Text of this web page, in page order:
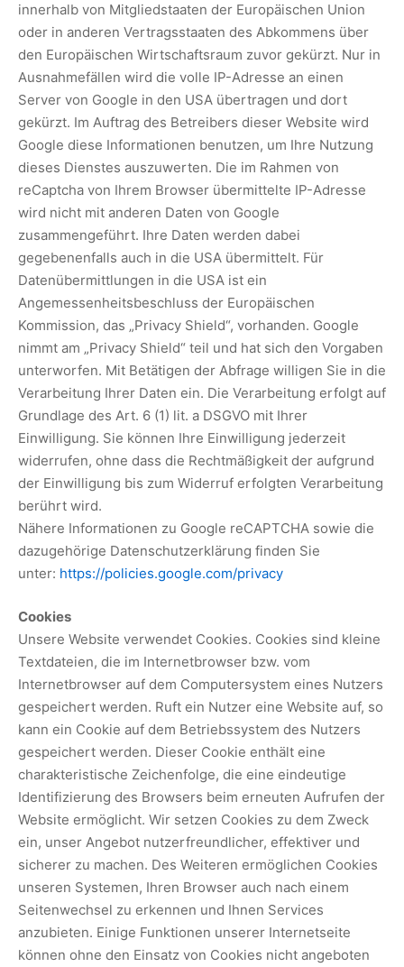
innerhalb von Mitgliedstaaten der Europäischen Union
oder in anderen Vertragsstaaten des Abkommens über
den Europäischen Wirtschaftsraum zuvor gekürzt. Nur in
Ausnahmefällen wird die volle IP-Adresse an einen
Server von Google in den USA übertragen und dort
gekürzt. Im Auftrag des Betreibers dieser Website wird
Google diese Informationen benutzen, um Ihre Nutzung
dieses Dienstes auszuwerten. Die im Rahmen von
reCaptcha von Ihrem Browser übermittelte IP-Adresse
wird nicht mit anderen Daten von Google
zusammengeführt. Ihre Daten werden dabei
gegebenenfalls auch in die USA übermittelt. Für
Datenübermittlungen in die USA ist ein
Angemessenheitsbeschluss der Europäischen
Kommission, das „Privacy Shield“, vorhanden. Google
nimmt am „Privacy Shield“ teil und hat sich den Vorgaben
unterworfen. Mit Betätigen der Abfrage willigen Sie in die
Verarbeitung Ihrer Daten ein. Die Verarbeitung erfolgt auf
Grundlage des Art. 6 (1) lit. a DSGVO mit Ihrer
Einwilligung. Sie können Ihre Einwilligung jederzeit
widerrufen, ohne dass die Rechtmäßigkeit der aufgrund
der Einwilligung bis zum Widerruf erfolgten Verarbeitung
berührt wird.
Nähere Informationen zu Google reCAPTCHA sowie die
dazugehörige Datenschutzerklärung finden Sie
unter: https://policies.google.com/privacy
Cookies
Unsere Website verwendet Cookies. Cookies sind kleine
Textdateien, die im Internetbrowser bzw. vom
Internetbrowser auf dem Computersystem eines Nutzers
gespeichert werden. Ruft ein Nutzer eine Website auf, so
kann ein Cookie auf dem Betriebssystem des Nutzers
gespeichert werden. Dieser Cookie enthält eine
charakteristische Zeichenfolge, die eine eindeutige
Identifizierung des Browsers beim erneuten Aufrufen der
Website ermöglicht. Wir setzen Cookies zu dem Zweck
ein, unser Angebot nutzerfreundlicher, effektiver und
sicherer zu machen. Des Weiteren ermöglichen Cookies
unseren Systemen, Ihren Browser auch nach einem
Seitenwechsel zu erkennen und Ihnen Services
anzubieten. Einige Funktionen unserer Internetseite
können ohne den Einsatz von Cookies nicht angeboten